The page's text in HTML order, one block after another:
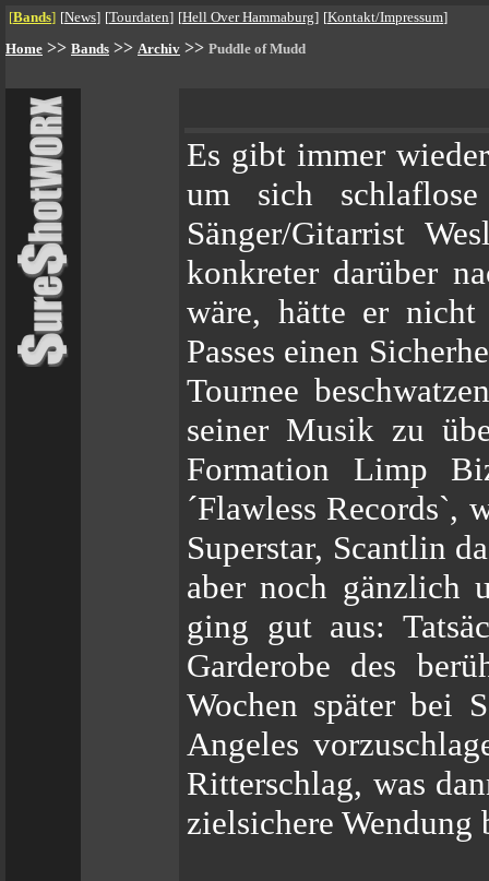
[Bands] [News] [Tourdaten] [Hell Over Hammaburg] [Kontakt/Impressum]
Home >> Bands >> Archiv >> Puddle of Mudd
Es gibt immer
um sich
Sänger/Gitarrist
konkreter darüber
wäre, hätte er nicht
Passes einen
Tournee
seiner Musik zu
Formation Limp
´Flawless Records`,
Superstar, Scantlin
aber noch gänzlich
ging gut aus:
Garderobe des
Wochen später bei
Angeles
Ritterschlag, was
zielsichere Wendung